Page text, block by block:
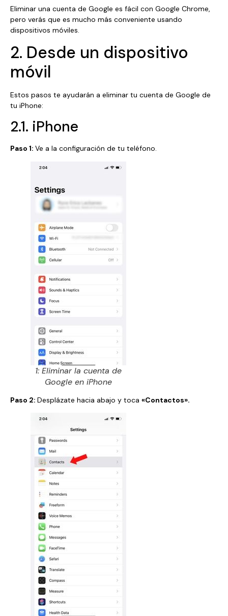
Eliminar una cuenta de Google es fácil con Google Chrome,
pero verás que es mucho más conveniente usando
dispositivos móviles.
2. Desde un dispositivo
móvil
Estos pasos te ayudarán a eliminar tu cuenta de Google de
tu iPhone:
2.1. iPhone
Paso 1: Ve a la configuración de tu teléfono.
1: Eliminar la cuenta de
Google en iPhone
Paso 2: Desplázate hacia abajo y toca «Contactos».